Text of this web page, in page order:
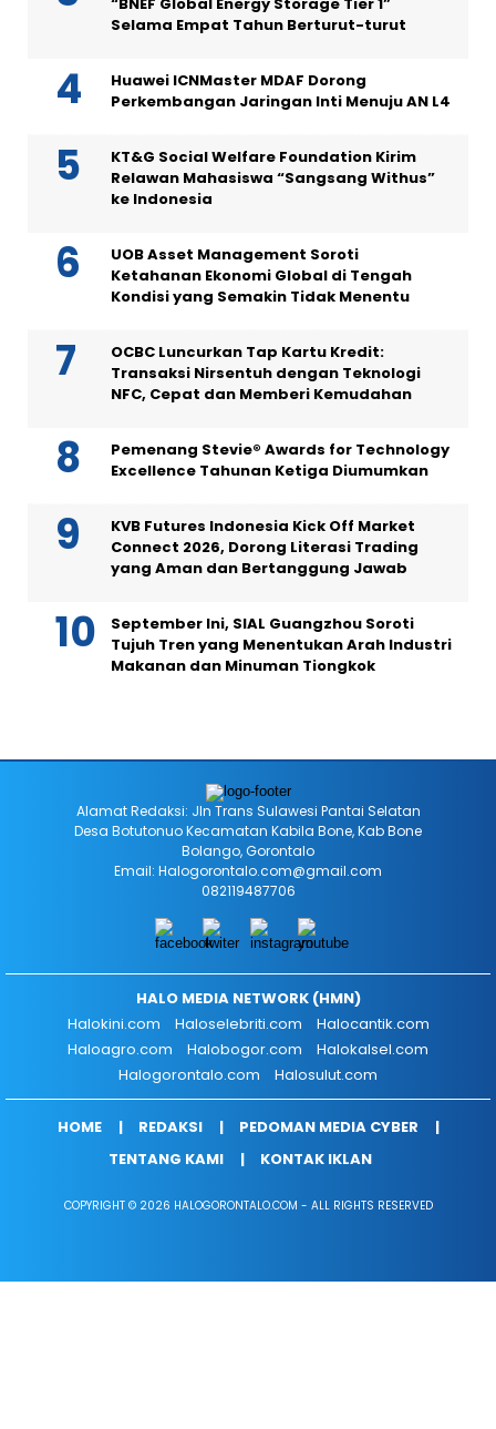
Selama Empat Tahun Berturut-turut
Huawei ICNMaster MDAF Dorong
Perkembangan Jaringan Inti Menuju AN L4
KT&G Social Welfare Foundation Kirim
Relawan Mahasiswa “Sangsang Withus”
ke Indonesia
UOB Asset Management Soroti
Ketahanan Ekonomi Global di Tengah
Kondisi yang Semakin Tidak Menentu
OCBC Luncurkan Tap Kartu Kredit:
Transaksi Nirsentuh dengan Teknologi
NFC, Cepat dan Memberi Kemudahan
Pemenang Stevie® Awards for Technology
Excellence Tahunan Ketiga Diumumkan
KVB Futures Indonesia Kick Off Market
Connect 2026, Dorong Literasi Trading
yang Aman dan Bertanggung Jawab
September Ini, SIAL Guangzhou Soroti
Tujuh Tren yang Menentukan Arah Industri
Makanan dan Minuman Tiongkok
Alamat Redaksi: Jln Trans Sulawesi Pantai Selatan
Desa Botutonuo Kecamatan Kabila Bone, Kab Bone
Bolango, Gorontalo
Email: Halogorontalo.com@gmail.com
082119487706
HALO MEDIA NETWORK (HMN)
Halokini.com
Haloselebriti.com
Halocantik.com
Haloagro.com
Halobogor.com
Halokalsel.com
Halogorontalo.com
Halosulut.com
HOME REDAKSI
PEDOMAN MEDIA CYBER
TENTANG KAMI
KONTAK IKLAN
COPYRIGHT © 2026 HALOGORONTALO.COM - ALL RIGHTS RESERVED